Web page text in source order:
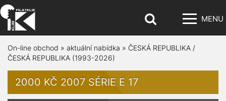
MENU
On-line obchod » aktuální nabídka » ČESKÁ REPUBLIKA /
ČESKÁ REPUBLIKA (1993-2026)
2000 KČ 2007 SÉRIE E 17